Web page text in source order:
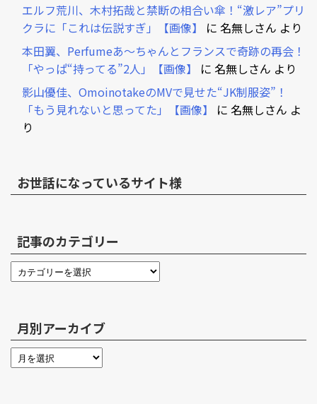
エルフ荒川、木村拓哉と禁断の相合い傘！“激レア”プリ
クラに「これは伝説すぎ」【画像】
に 名無しさん より
本田翼、Perfumeあ～ちゃんとフランスで奇跡の再会！
「やっぱ“持ってる”2人」【画像】
に 名無しさん より
影山優佳、OmoinotakeのMVで見せた“JK制服姿”！
「もう見れないと思ってた」【画像】
に 名無しさん よ
り
お世話になっているサイト様
記事のカテゴリー
月別アーカイブ